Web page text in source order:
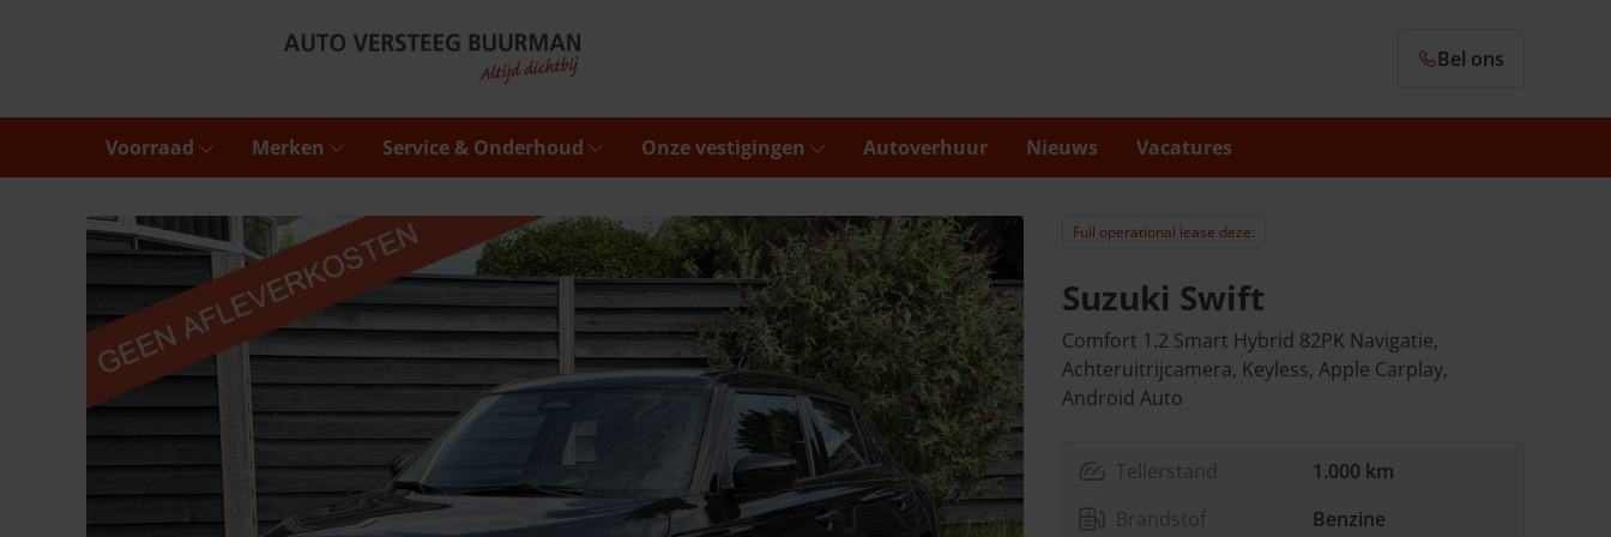
Bel ons
Voorraad Merken Service & Onderhoud Onze vestigingen Autoverhuur Nieuws Vacatures
Full operational lease deze:
Suzuki Swift
Comfort 1.2 Smart Hybrid 82PK Navigatie,
Achteruitrijcamera, Keyless, Apple Carplay,
Android Auto
Tellerstand
1.000 km
Brandstof
Benzine